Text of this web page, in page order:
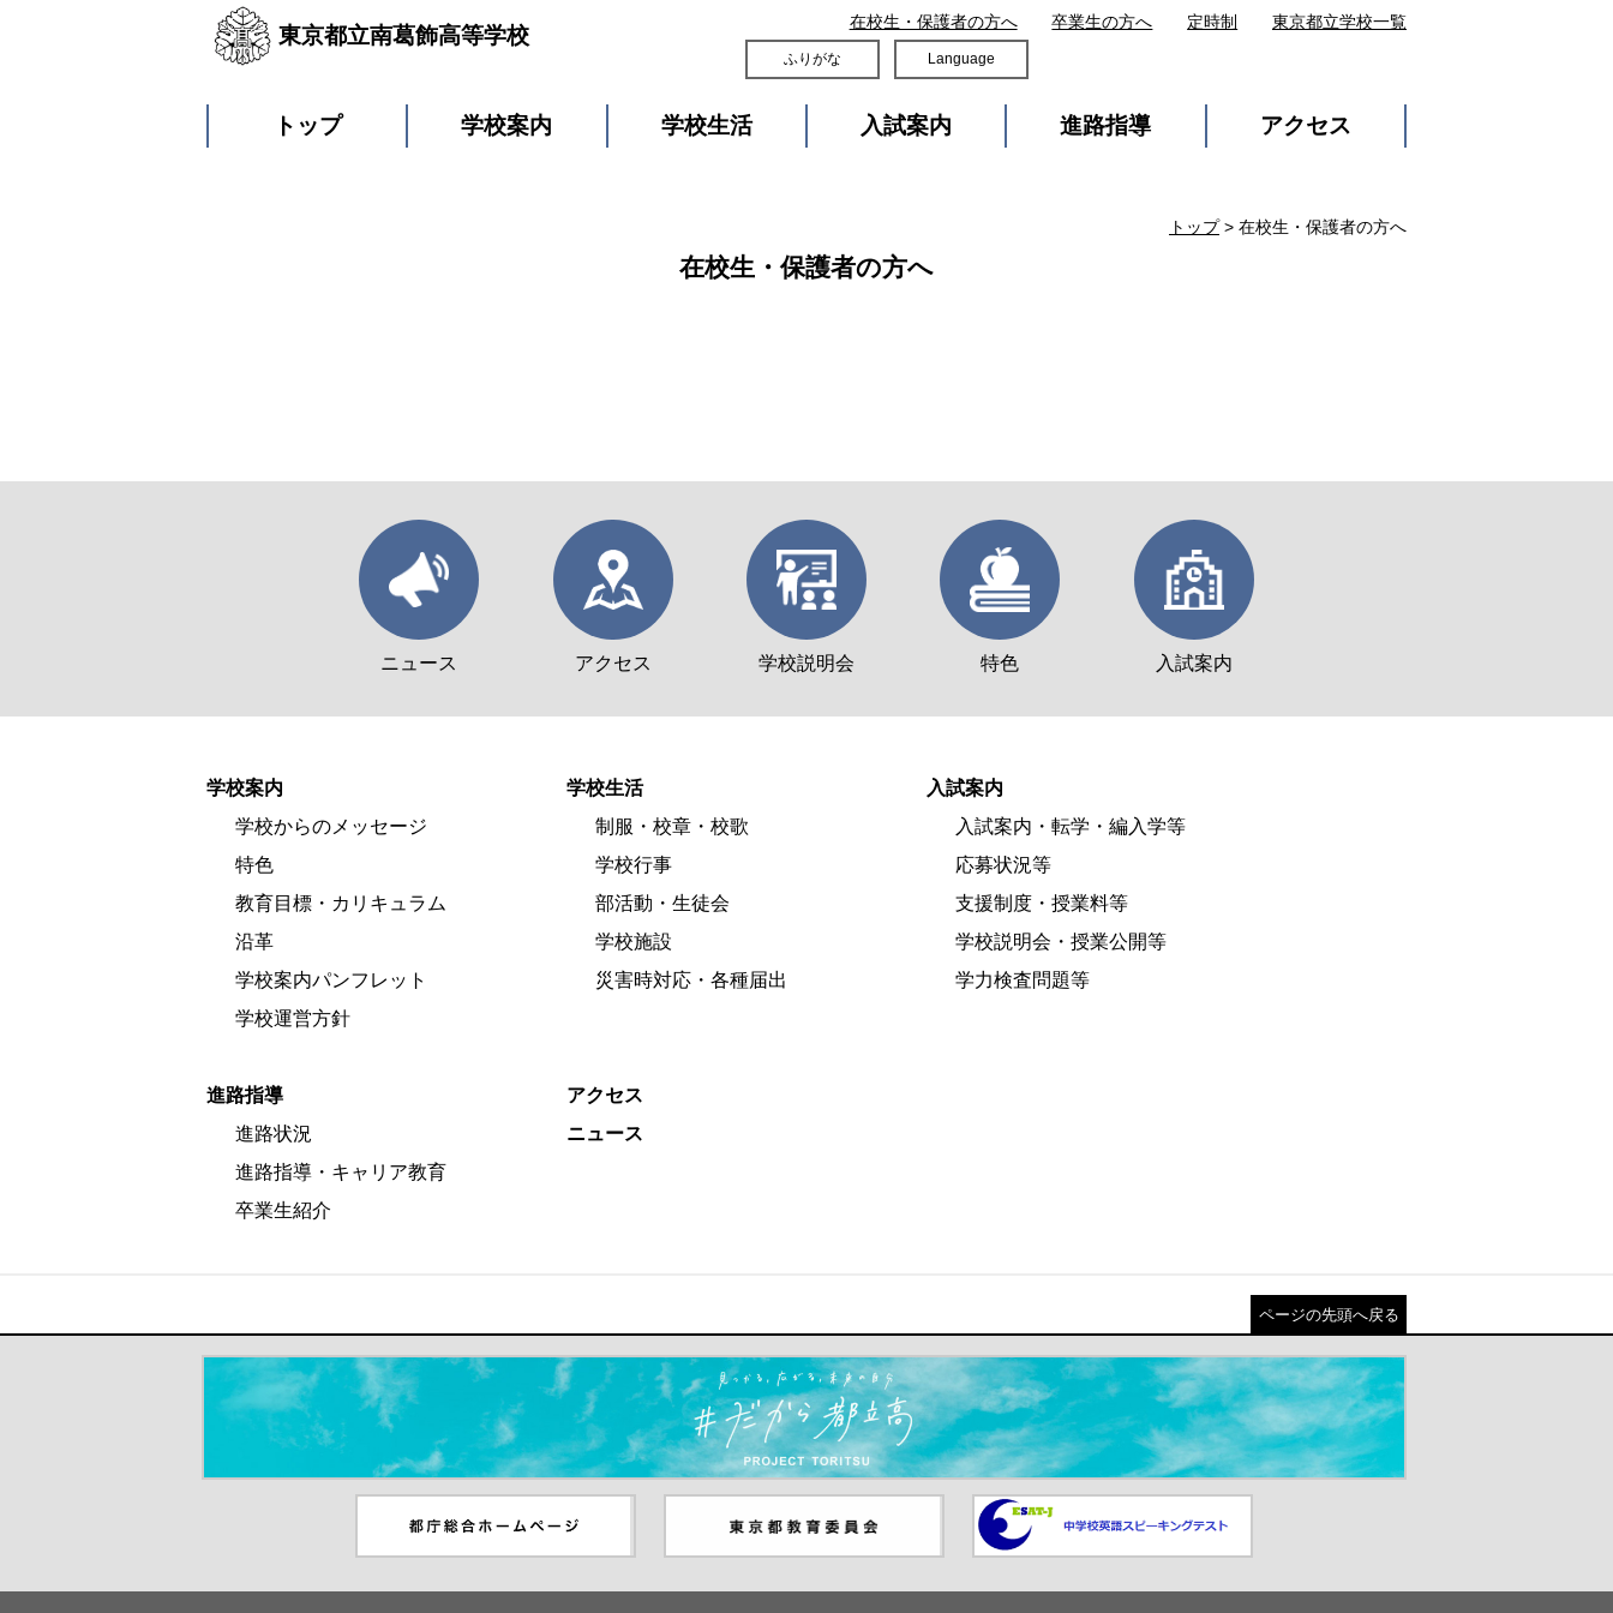
東京都立南葛飾高等学校
ふりがな Language
トップ 学校案内 学校生活 入試案内 進路指導 アクセス
在校生・保護者の方へ 卒業生の方へ 東京都立学校一覧
定時制
トップ> 在校生・保護者の方へ
在校生・保護者の方へ
ニュース アクセス 学校説明会 特色 入試案内
学校案内
学校からのメッセージ
特色
教育目標・カリキュラム
沿革
学校案内パンフレット
学校運営方針
学校生活
制服・校章・校歌
学校行事
部活動・生徒会
学校施設
災害時対応・各種届出
入試案内
入試案内・転学・編入学等
応募状況等
支援制度・授業料等
学校説明会・授業公開等
学力検査問題等
進路指導
進路状況
進路指導・キャリア教育
卒業生紹介
アクセス
ニュース
ページの先頭へ戻る
＃だから都立高（別ウインドウが開きます）
ンドウが開きます）
ウが開きます）
中学校英語スピーキングテスト
（別ウインドウが開きます）